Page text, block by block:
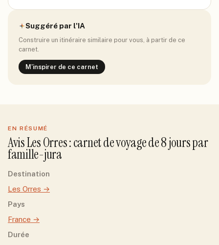
Suggéré par l'IA
Construire un itinéraire similaire pour vous, à partir de ce
carnet.
M'inspirer de ce carnet
EN RÉSUMÉ
AvisLes Orres: carnet de voyage de8jourspar
famille-jura
Destination
Les Orres →
Pays
France →
Durée